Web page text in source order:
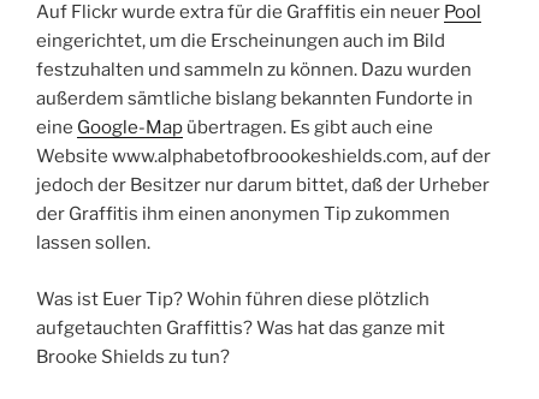
Auf Flickr wurde extra für die Graffitis ein neuer Pool
eingerichtet, um die Erscheinungen auch im Bild
festzuhalten und sammeln zu können. Dazu wurden
außerdem sämtliche bislang bekannten Fundorte in
eine Google-Map übertragen. Es gibt auch eine
Website www.alphabetofbroookeshields.com, auf der
jedoch der Besitzer nur darum bittet, daß der Urheber
der Graffitis ihm einen anonymen Tip zukommen
lassen sollen.
Was ist Euer Tip? Wohin führen diese plötzlich
aufgetauchten Graffittis? Was hat das ganze mit
Brooke Shields zu tun?